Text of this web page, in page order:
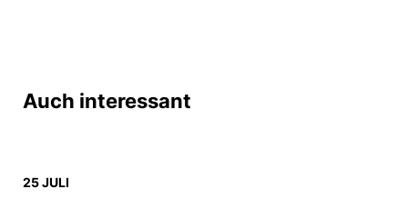
Auch interessant
25 JULI